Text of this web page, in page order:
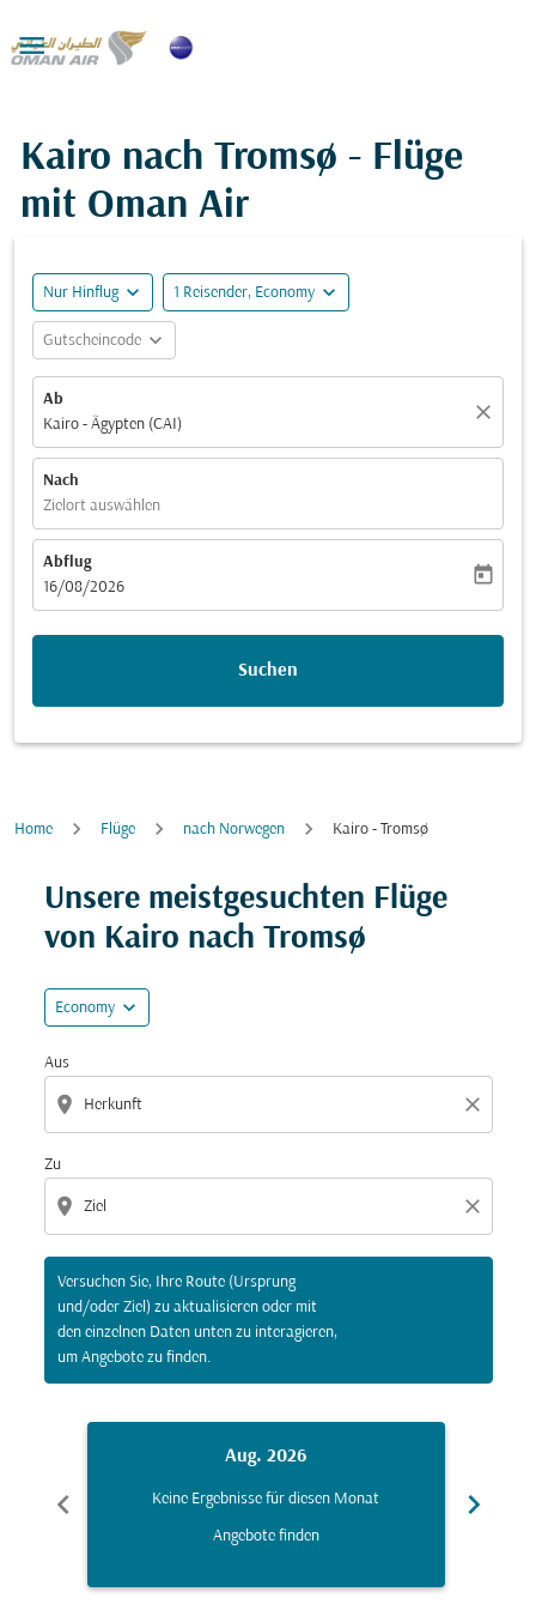

Kairo nach Tromsø - Flüge
mit Oman Air
Nur Hinflug expand_more 1 Reisender, Economy expand_more
Gutscheincode expand_more
Ab
Kairo - Ägypten (CAI)
close
Nach
Zielort auswählen
Abflug
fc-booking-departure-date-aria-label
16/08/2026
today
Suchen
Home Flüge nach Norwegen Kairo - Tromsø
Unsere meistgesuchten Flüge
von Kairo nach Tromsø
Economy expand_more
Aus
location_on close
Zu
location_on close
Versuchen Sie, Ihre Route (Ursprung
und/oder Ziel) zu aktualisieren oder mit
den einzelnen Daten unten zu interagieren,
um Angebote zu finden.
Versuchen Sie, Ihre Route (Ursprung und/oder Ziel)
chevron_left
Aug. 2026
Keine Ergebnisse für diesen Monat
Angebote finden
chevron_right